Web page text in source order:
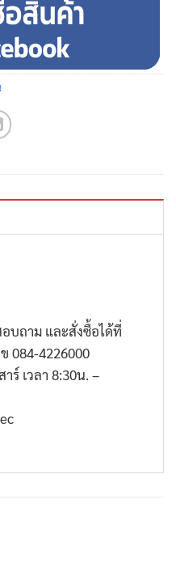
บถาม และสั่งซื้อได้ที่
084-4226000
ร์ เวลา 8:30น. –